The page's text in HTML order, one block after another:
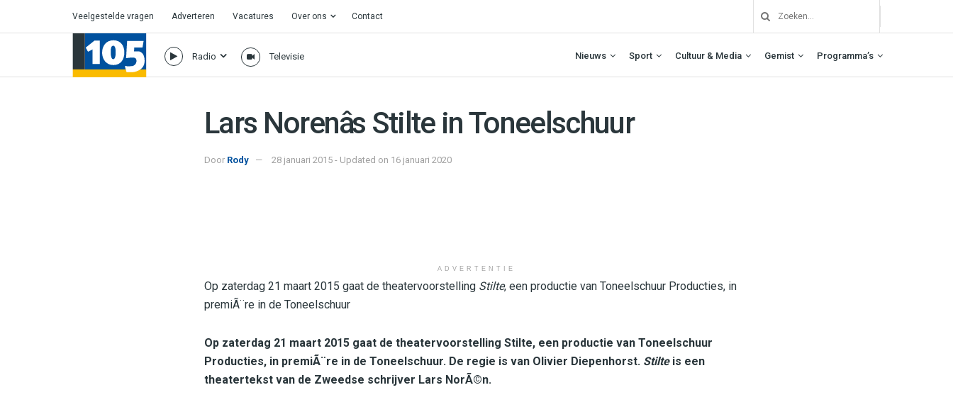
Veelgestelde vragen Adverteren Vacatures Over ons Contact
Radio Televisie Nieuws Sport Cultuur & Media Gemist Programma’s
Lars Norenâs Stilte in Toneelschuur
Door Rody 28 januari 2015 - Updated on 16 januari 2020
ADVERTENTIE
Op zaterdag 21 maart 2015 gaat de theatervoorstelling Stilte, een productie van Toneelschuur Producties, in
premiÃ¨re in de Toneelschuur
Op zaterdag 21 maart 2015 gaat de theatervoorstelling Stilte, een productie van Toneelschuur
Producties, in premiÃ¨re in de Toneelschuur. De regie is van Olivier Diepenhorst. Stilteis een
theatertekst van de Zweedse schrijver Lars NorÃ©n.